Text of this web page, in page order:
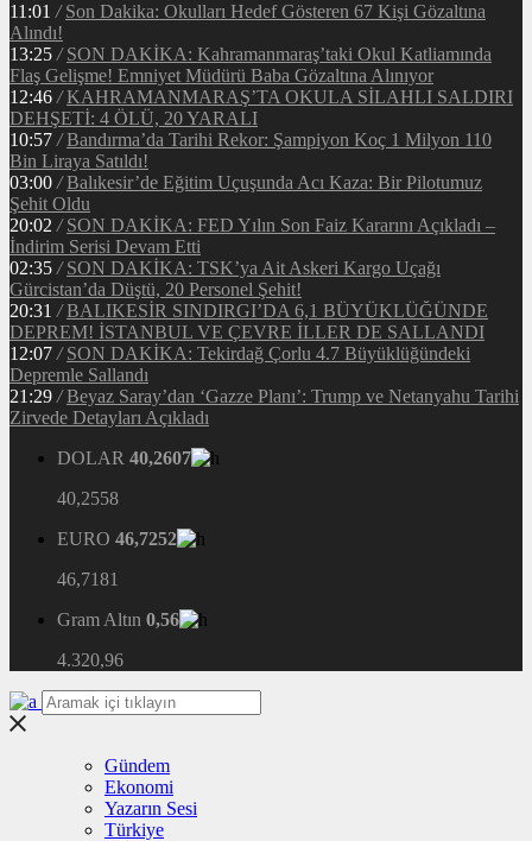
11:01 / Son Dakika: Okulları Hedef Gösteren 67 Kişi Gözaltına
Alındı!
13:25 / SON DAKİKA: Kahramanmaraş’taki Okul Katliamında
Flaş Gelişme! Emniyet Müdürü Baba Gözaltına Alınıyor
12:46 / KAHRAMANMARAŞ’TA OKULA SİLAHLI SALDIRI
DEHŞETİ: 4 ÖLÜ, 20 YARALI
10:57 / Bandırma’da Tarihi Rekor: Şampiyon Koç 1 Milyon 110
Bin Liraya Satıldı!
03:00 / Balıkesir’de Eğitim Uçuşunda Acı Kaza: Bir Pilotumuz
Şehit Oldu
20:02 / SON DAKİKA: FED Yılın Son Faiz Kararını Açıkladı –
İndirim Serisi Devam Etti
02:35 / SON DAKİKA: TSK’ya Ait Askeri Kargo Uçağı
Gürcistan’da Düştü, 20 Personel Şehit!
20:31 / BALIKESİR SINDIRGI’DA 6,1 BÜYÜKLÜĞÜNDE
DEPREM! İSTANBUL VE ÇEVRE İLLER DE SALLANDI
12:07 / SON DAKİKA: Tekirdağ Çorlu 4.7 Büyüklüğündeki
Depremle Sallandı
21:29 / Beyaz Saray’dan ‘Gazze Planı’: Trump ve Netanyahu Tarihi
Zirvede Detayları Açıkladı
DOLAR 40,2607
40,2558
EURO 46,7252
46,7181
Gram Altın 0,56
4.320,96
Gündem
Ekonomi
Yazarın Sesi
Türkiye